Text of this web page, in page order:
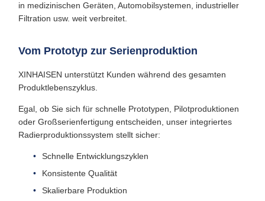
in medizinischen Geräten, Automobilsystemen, industrieller
Filtration usw. weit verbreitet.
Vom Prototyp zur Serienproduktion
XINHAISEN unterstützt Kunden während des gesamten
Produktlebenszyklus.
Egal, ob Sie sich für schnelle Prototypen, Pilotproduktionen
oder Großserienfertigung entscheiden, unser integriertes
Radierproduktionssystem stellt sicher:
Schnelle Entwicklungszyklen
Konsistente Qualität
Skalierbare Produktion